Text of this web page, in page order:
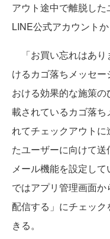
アウト途中で離脱し
LINE公式アカウント
「お買い忘れはあり
けるカゴ落ちメッセ
おける効果的な施策
載されているカゴ落
れてチェックアウト
たユーザーに向けて
メール機能を設定して
ではアプリ管理画面
配信する」にチェッ
きる。